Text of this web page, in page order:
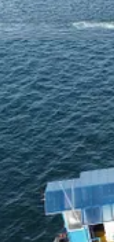
a bordo de una sargacera de la
línea de playa. En Puerto
de este viernes 30 de Mayo 2025.